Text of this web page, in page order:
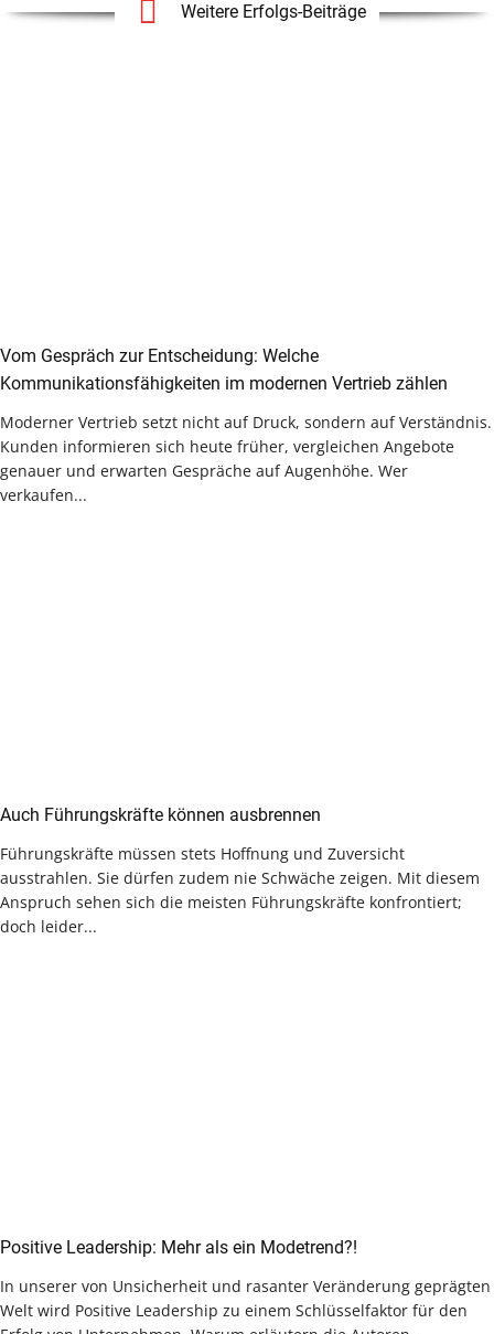
Weitere Erfolgs-Beiträge
Vom Gespräch zur Entscheidung: Welche
Kommunikationsfähigkeiten im modernen Vertrieb zählen
Moderner Vertrieb setzt nicht auf Druck, sondern auf Verständnis.
Kunden informieren sich heute früher, vergleichen Angebote
genauer und erwarten Gespräche auf Augenhöhe. Wer
verkaufen...
Auch Führungskräfte können ausbrennen
Führungskräfte müssen stets Hoffnung und Zuversicht
ausstrahlen. Sie dürfen zudem nie Schwäche zeigen. Mit diesem
Anspruch sehen sich die meisten Führungskräfte konfrontiert;
doch leider...
Positive Leadership: Mehr als ein Modetrend?!
In unserer von Unsicherheit und rasanter Veränderung geprägten
Welt wird Positive Leadership zu einem Schlüsselfaktor für den